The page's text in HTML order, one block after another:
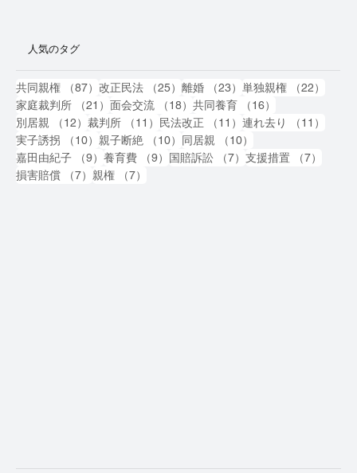
人気のタグ
共同親権 （87） 87件の記事
改正民法 （25） 25件の記事
離婚 （23） 23件の記事
単独親権 （22）
家庭裁判所
（21） 21件の記事
面会交流 （18） 18件の記事
共同養育 （16）
別居親
（12） 12件の記事
裁判所 （11） 11件の記事
民法改正 （11） 11件の記事
連れ去り （11）
実子誘拐
（10） 10件の記事
親子断絶 （10） 10件の記事
同居親 （10）
嘉田由紀子
（9） 9件の記事
養育費 （9） 9件の記事
国賠訴訟 （7） 7件の記事
支援措置 （7）
損害賠償
（7） 7件の記事
親権 （7）